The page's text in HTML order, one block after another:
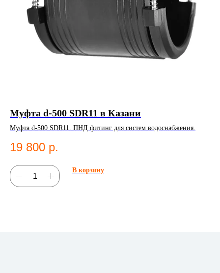
Муфта d-500 SDR11 в Казани
Муфта d-500 SDR11. ПНД фитинг для систем водоснабжения.
19 800 р.
В корзину